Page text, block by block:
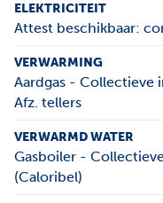
ELEKTRICITEIT
Attest beschikbaar:
VERWARMING
Aardgas - Collectieve
Afz. tellers
VERWARMD WATER
Gasboiler -
(Caloribel)